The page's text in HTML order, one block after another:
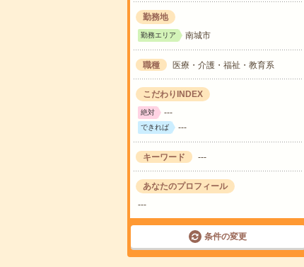
勤務地
勤務エリア 南城市
職種 医療・介護・福祉・教育系
こだわりINDEX
絶対 ---
できれば ---
キーワード ---
あなたのプロフィール
---
条件の変更